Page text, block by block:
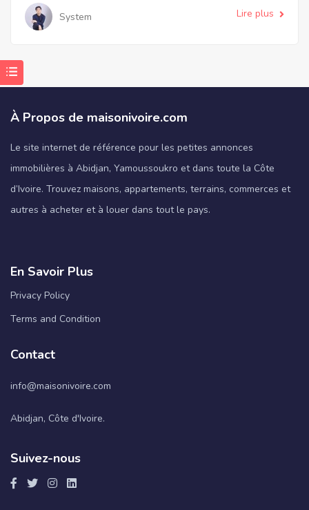
System Lire plus
À Propos de maisonivoire.com
Le site internet de référence pour les petites annonces
immobilières à Abidjan, Yamoussoukro et dans toute la Côte
d’Ivoire. Trouvez maisons, appartements, terrains, commerces et
autres à acheter et à louer dans tout le pays.
En Savoir Plus
Privacy Policy
Terms and Condition
Contact
info@maisonivoire.com
Abidjan, Côte d'Ivoire.
Suivez-nous